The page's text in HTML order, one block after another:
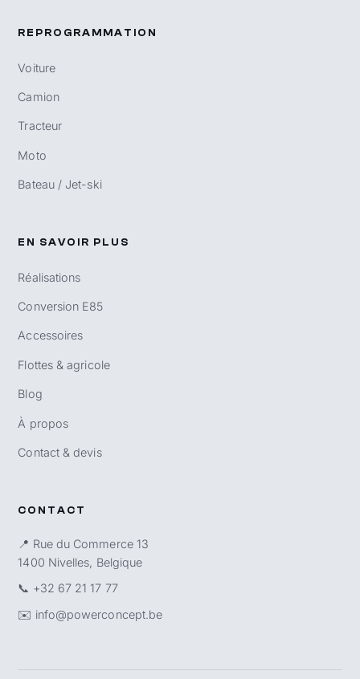
REPROGRAMMATION
Voiture
Camion
Tracteur
Moto
Bateau / Jet-ski
EN SAVOIR PLUS
Réalisations
Conversion E85
Accessoires
Flottes & agricole
Blog
À propos
Contact & devis
CONTACT
📍 Rue du Commerce 13
1400 Nivelles, Belgique
📞 +32 67 21 17 77
✉️ info@powerconcept.be